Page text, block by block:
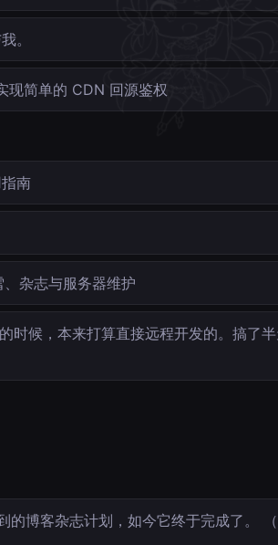
。
现简单的 CDN 回源鉴权
南
、杂志与服务器维护
时候，本来打算直接远程开发的。搞了
的博客杂志计划，如今它终于完成了。